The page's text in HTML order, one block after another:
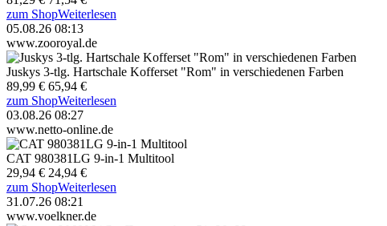
zum ShopWeiterlesen
05.08.26 08:13
www.zooroyal.de
Juskys 3-tlg. Hartschale Kofferset "Rom" in verschiedenen Farben
89,99 € 65,94 €
zum ShopWeiterlesen
03.08.26 08:27
www.netto-online.de
CAT 980381LG 9-in-1 Multitool
29,94 € 24,94 €
zum ShopWeiterlesen
31.07.26 08:21
www.voelkner.de